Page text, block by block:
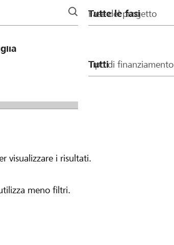
Fase del progetto
Tipo di finanziamento
visualizzare i risultati.
meno filtri.